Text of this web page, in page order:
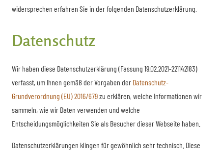
widersprechen erfahren Sie in der folgenden Datenschutzerklärung.
Datenschutz
Wir haben diese Datenschutzerklärung (Fassung 19.02.2021-221142183)
verfasst, um Ihnen gemäß der Vorgaben der Datenschutz-
Grundverordnung (EU) 2016/679zu erklären, welche Informationen wir
sammeln, wie wir Daten verwenden und welche
Entscheidungsmöglichkeiten Sie als Besucher dieser Webseite haben.
Datenschutzerklärungen klingen für gewöhnlich sehr technisch. Diese